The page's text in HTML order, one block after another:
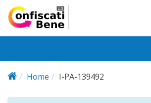
Salta al contenuto principale
Home
I-PA-139492